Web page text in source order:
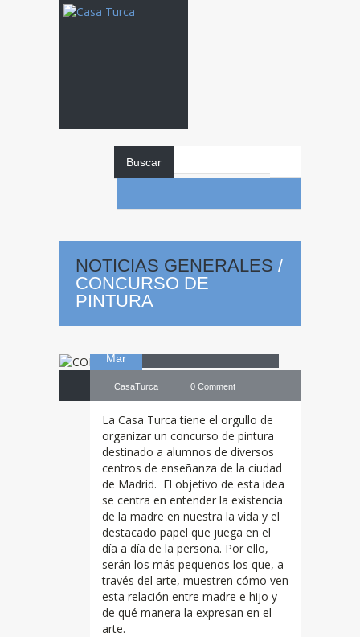
Buscar
NOTICIAS GENERALES /
CONCURSO DE
PINTURA
Mar
CONCURSO
CasaTurca 0 Comment
La Casa Turca tiene el orgullo de
organizar un concurso de pintura
destinado a alumnos de diversos
centros de enseñanza de la ciudad
de Madrid. El objetivo de esta idea
se centra en entender la existencia
de la madre en nuestra la vida y el
destacado papel que juega en el
día a día de la persona. Por ello,
serán los más pequeños los que, a
través del arte, muestren cómo ven
esta relación entre madre e hijo y
de qué manera la expresan en el
arte.